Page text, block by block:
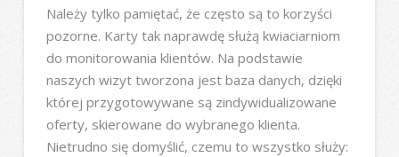
Należy tylko pamiętać, że często są to korzyści
pozorne. Karty tak naprawdę służą kwiaciarniom
do monitorowania klientów. Na podstawie
naszych wizyt tworzona jest baza danych, dzięki
której przygotowywane są zindywidualizowane
oferty, skierowane do wybranego klienta.
Nietrudno się domyślić, czemu to wszystko służy: